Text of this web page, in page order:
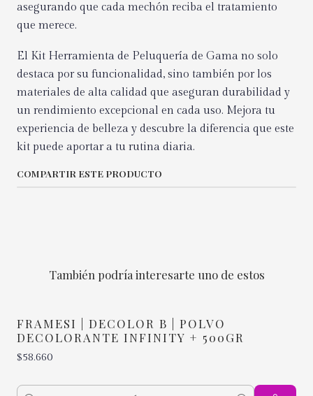
asegurando que cada mechón reciba el tratamiento
que merece.
El Kit Herramienta de Peluquería de Gama no solo
destaca por su funcionalidad, sino también por los
materiales de alta calidad que aseguran durabilidad y
un rendimiento excepcional en cada uso. Mejora tu
experiencia de belleza y descubre la diferencia que este
kit puede aportar a tu rutina diaria.
COMPARTIR ESTE PRODUCTO
También podría interesarte uno de estos
FRAMESI | DECOLOR B | POLVO
DECOLORANTE INFINITY + 500GR
$58.660